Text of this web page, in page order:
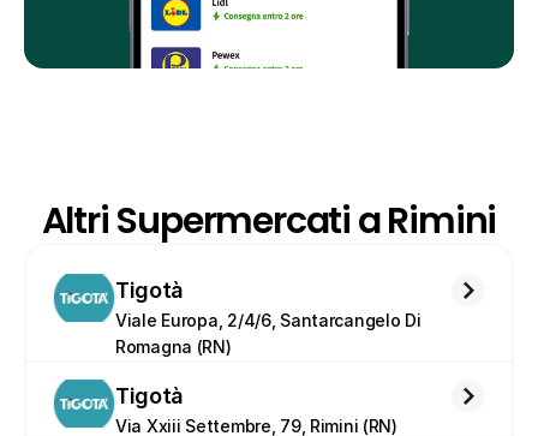
Altri Supermercati a Rimini
Tigotà
Viale Europa, 2/4/6, Santarcangelo Di
Romagna (RN)
Tigotà
Via Xxiii Settembre, 79, Rimini (RN)